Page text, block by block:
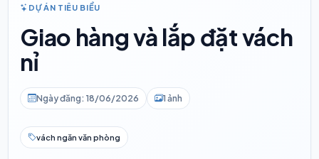
DỰ ÁN TIÊU BIỂU
Giao hàng và lắp đặt vách
nỉ
Ngày đăng: 18/06/2026 1 ảnh
vách ngăn văn phòng